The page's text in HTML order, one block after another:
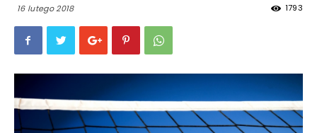
16 lutego 2018 1793